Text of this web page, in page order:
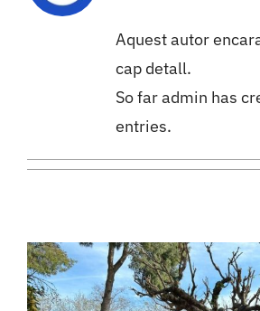
Aquest autor
cap detall.
So far admin has
entries.